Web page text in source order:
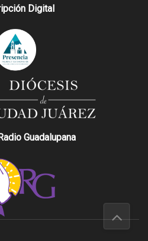
Digital
Guadalupana